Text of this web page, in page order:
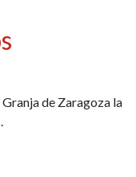
de Zaragoza la